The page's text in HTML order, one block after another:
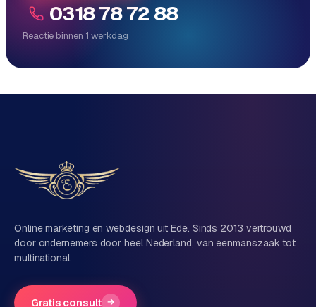
0318 78 72 88
Reactie binnen 1 werkdag
Direct persoonlijk contact, geen ticketsysteem
Vertel ons over je project
Naam
Bedrijfsnaam
Online marketing en webdesign uit Ede. Sinds 2013 vertrouwd
door ondernemers door heel Nederland, van eenmanszaak tot
multinational.
Gratis consult →